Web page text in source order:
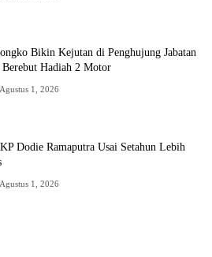
Bikin Kejutan di Penghujung Jabatan
Hadiah 2 Motor
Agustus 1, 2026
Dodie Ramaputra Usai Setahun Lebih
Agustus 1, 2026